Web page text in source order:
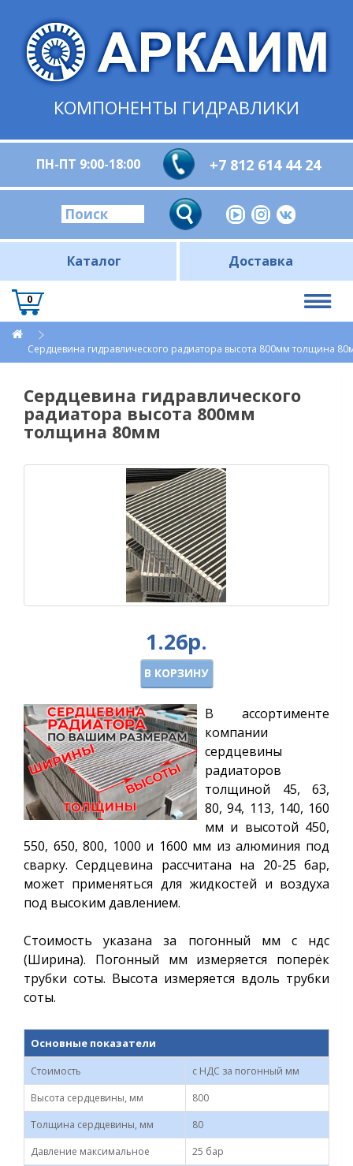
КОМПОНЕНТЫ ГИДРАВЛИКИ
ПН-ПТ 9:00-18:00 +7 812 614 44 24
Каталог Доставка
0
Сердцевина гидравлического радиатора высота 800мм толщина
Сердцевина гидравлического
радиатора высота 800мм
толщина 80мм
1.26р.
В КОРЗИНУ
В ассортименте
компании
сердцевины
радиаторов
толщиной 45, 63,
80, 94, 113, 140, 160
мм и высотой 450,
550, 650, 800, 1000 и 1600 мм из алюминия под
сварку. Сердцевина рассчитана на 20-25 бар,
может применяться для жидкостей и воздуха
под высоким давлением.
Стоимость указана за погонный мм с ндс
(Ширина). Погонный мм измеряется поперёк
трубки соты. Высота измеряется вдоль трубки
соты.
Основные показатели
Стоимость
с НДС за погонный мм
Высота сердцевины, мм
800
Толщина сердцевины, мм
80
Давление максимальное
25 бар